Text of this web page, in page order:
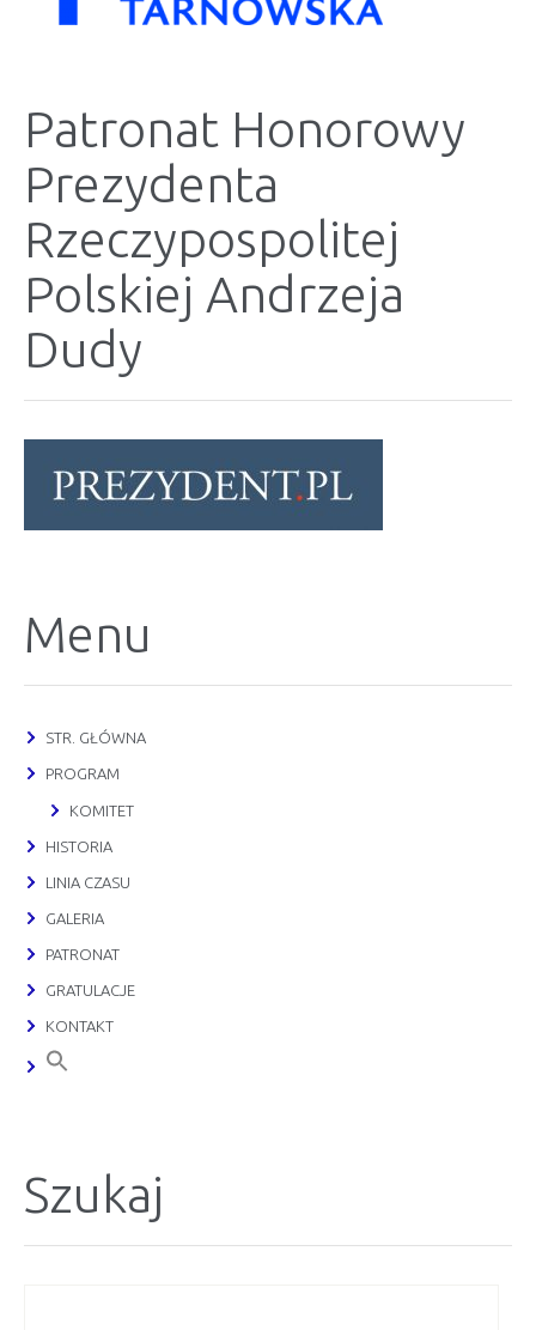
Patronat Honorowy
Prezydenta
Rzeczypospolitej
Polskiej Andrzeja
Dudy
Menu
STR. GŁÓWNA
PROGRAM
KOMITET
HISTORIA
LINIA CZASU
GALERIA
PATRONAT
GRATULACJE
KONTAKT
Szukaj